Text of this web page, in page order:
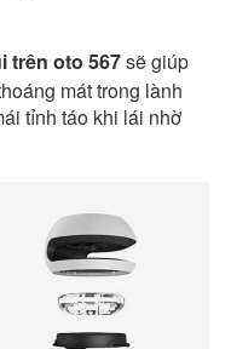
trên oto 567sẽ giúp
mát trong lành
tỉnh táo khi lái nhờ